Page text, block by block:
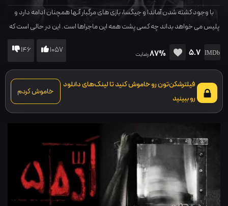
با وجود کشته شدن آماندا و جیگسا، بازی های مرگبار آنها همچنان ادامه دارد و
پلیس می خواهد بداند چه کسی پشت همه این ماجراها است. این در حالی است که
پنج نفر در یکی از این بازی های مرگبار گرفتار می شوند و...
5.7
87%رضایت 1057
146
فیلترشکن‌تون رو خاموش کنید تا لینک‌های دانلود
رو ببینید
خاموش کردم